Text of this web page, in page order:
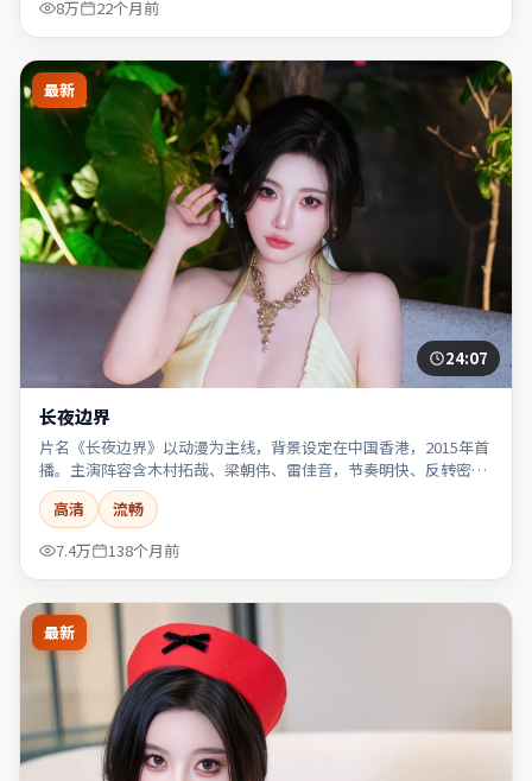
8万 22个月前
最新
24:07
长夜边界
片名《长夜边界》以动漫为主线，背景设定在中国香港，2015年首
播。主演阵容含木村拓哉、梁朝伟、雷佳音，节奏明快、反转密
集。
高清
流畅
7.4万
138个月前
最新